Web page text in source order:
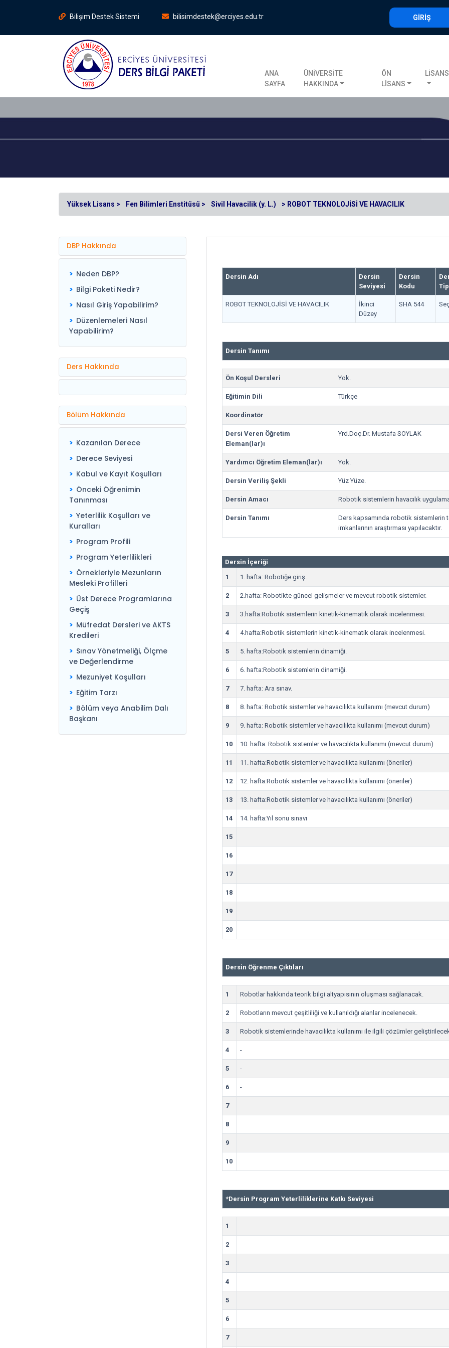
Bilişim Destek Sistemi bilisimdestek@erciyes.edu.tr GİRİŞ
ANA
SAYFA
ÜNİVERSİTE
HAKKINDA
ÖN
LİSANS
LİSANS
Yüksek Lisans > Fen Bilimleri Enstitüsü > Sivil Havacilik (y. L.) > ROBOT TEKNOLOJİSİ VE HAVACILIK
DBP Hakkında
Neden DBP?
Bilgi Paketi Nedir?
Nasıl Giriş Yapabilirim?
Düzenlemeleri Nasıl
Yapabilirim?
Ders Hakkında
Bölüm Hakkında
Kazanılan Derece
Derece Seviyesi
Kabul ve Kayıt Koşulları
Önceki Öğrenimin
Tanınması
Yeterlilik Koşulları ve
Kuralları
Program Profili
Program Yeterlilikleri
Örnekleriyle Mezunların
Mesleki Profilleri
Üst Derece Programlarına
Geçiş
Müfredat Dersleri ve AKTS
Kredileri
Sınav Yönetmeliği, Ölçme
ve Değerlendirme
Mezuniyet Koşulları
Eğitim Tarzı
Bölüm veya Anabilim Dalı
Başkanı
Dersin Adı
Dersin
Seviyesi
Dersin
Kodu
ROBOT TEKNOLOJİSİ VE HAVACILIK
İkinci
Düzey
SHA 544
Dersin Tanımı
Ön Koşul Dersleri Yok.
Eğitimin Dili Türkçe
Koordinatör
Dersi Veren Öğretim
Eleman(lar)ı
Yrd.Doç.Dr. Mustafa SOYLAK
Yardımcı Öğretim Eleman(lar)ı Yok.
Dersin Veriliş Şekli Yüz Yüze.
Dersin Amacı Robotik sistemlerin havacılık
Dersin Tanımı
Ders kapsamında robotik sistemlerin
imkanlarının araştırması yapılacaktır.
Dersin İçeriği
1
1. hafta: Robotiğe giriş.
2 2.hafta: Robotikte güncel gelişmeler ve mevcut robotik sistemler.
3 3.hafta:Robotik sistemlerin kinetik-kinematik olarak incelenmesi.
4 4.hafta:Robotik sistemlerin kinetik-kinematik olarak incelenmesi.
5 5. hafta:Robotik sistemlerin dinamiği.
6 6. hafta:Robotik sistemlerin dinamiği.
7 7. hafta: Ara sınav.
8 8. hafta: Robotik sistemler ve havacılıkta kullanımı (mevcut durum)
9 9. hafta: Robotik sistemler ve havacılıkta kullanımı (mevcut durum)
10 10. hafta: Robotik sistemler ve havacılıkta kullanımı (mevcut durum)
11 11. hafta:Robotik sistemler ve havacılıkta kullanımı (öneriler)
12 12. hafta:Robotik sistemler ve havacılıkta kullanımı (öneriler)
13 13. hafta:Robotik sistemler ve havacılıkta kullanımı (öneriler)
14 14. hafta:Yıl sonu sınavı
15
16
17
18
19
20
Dersin Öğrenme Çıktıları
1 Robotlar hakkında teorik bilgi altyapısının oluşması sağlanacak.
2 Robotların mevcut çeşitliliği ve kullanıldığı alanlar incelenecek.
3 Robotik sistemlerinde havacılıkta kullanımı ile ilgili çözümler
4 -
5 -
6 -
7
8
9
10
*Dersin Program Yeterliliklerine Katkı Seviyesi
1
2
3
4
5
6
7